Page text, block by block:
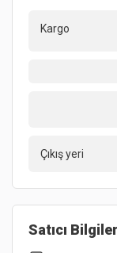
Kargo
Çıkış yeri
Satıcı